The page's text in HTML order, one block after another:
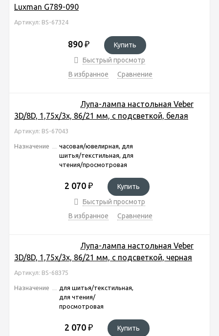
Luxman G789-090
Артикул: BS-67324
890 ₽
Купить
Быстрый просмотр
В избранное
Сравнение
Лупа-лампа настольная Veber
3D/8D, 1,75х/3x, 86/21 мм, с подсветкой, белая
Артикул: BS-67043
Назначение
часовая/ювелирная, для
шитья/текстильная, для
чтения/просмотровая
2 070 ₽
Купить
Быстрый просмотр
В избранное
Сравнение
Лупа-лампа настольная Veber
3D/8D, 1,75х/3x, 86/21 мм, с подсветкой, черная
Артикул: BS-68375
Назначение
для шитья/текстильная,
для чтения/
просмотровая
2 070 ₽
Купить